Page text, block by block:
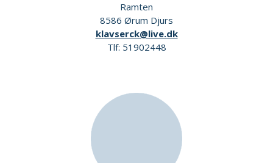
Ramten
8586 Ørum Djurs
klavserck@live.dk
Tlf: 51902448